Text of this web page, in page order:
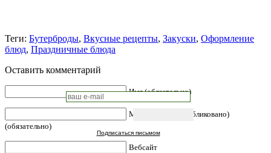
Подписаться письмом
Теги: Бутерброды, Вкусные рецепты, Закуски, Оформление
блюд, Праздничные блюда
Оставить комментарий
Имя (обязательно)
Mail (не будет опубликовано)
(обязательно)
Вебсайт